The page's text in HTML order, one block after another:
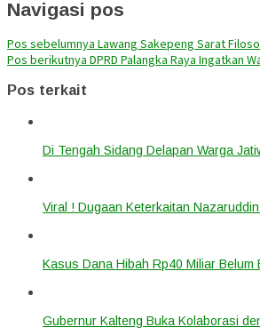
Navigasi pos
Pos sebelumnya Lawang Sakepeng Sarat
Pos berikutnya DPRD Palangka Raya Ingatkan
Pos terkait
Di Tengah Sidang Delapan Warga
Viral ! Dugaan Keterkaitan
Kasus Dana Hibah Rp40 Miliar
Gubernur Kalteng Buka Kolaborasi